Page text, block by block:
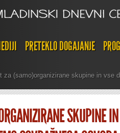
PRETEKLO DOGAJANJE
za (samo)organizirane skupine in vse
SKUPINE